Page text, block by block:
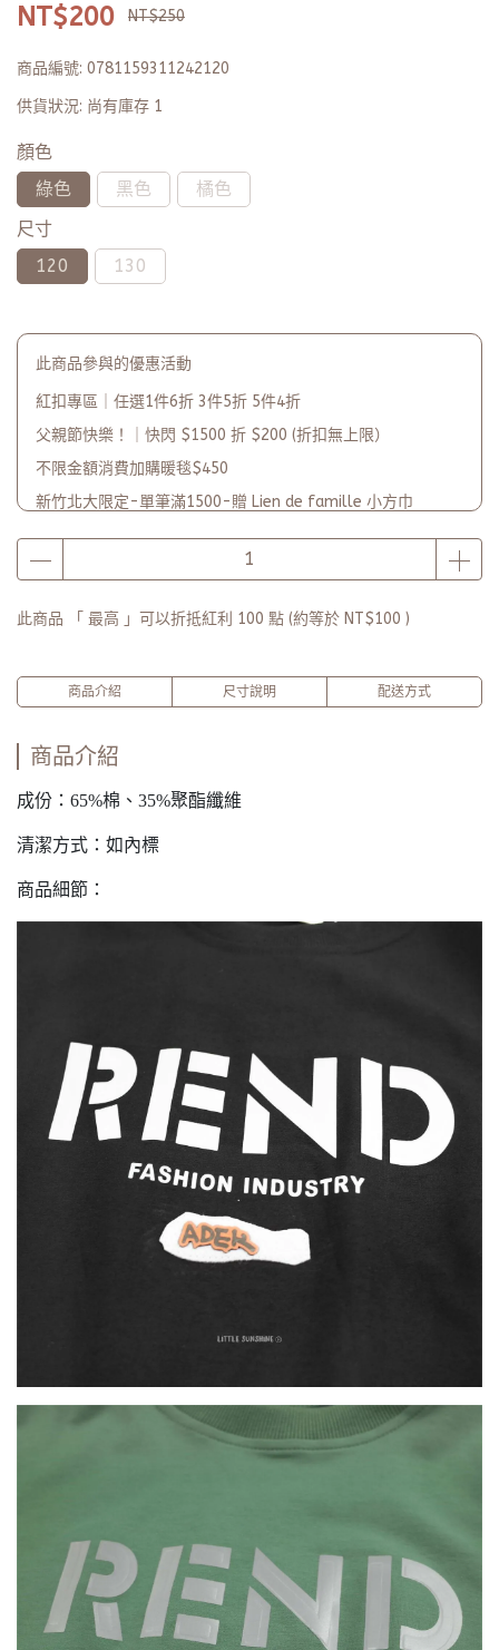
NT$200 NT$250
商品編號: 0781159311242120
供貨狀況: 尚有庫存 1
顏色
綠色
黑色
橘色
尺寸
120
130
此商品參與的優惠活動
紅扣專區｜任選1件6折 3件5折 5件4折
父親節快樂！｜快閃 $1500 折 $200 (折扣無上限）
不限金額消費加購暖毯$450
新竹北大限定-單筆滿1500-贈 Lien de famille 小方巾
單筆滿2500-贈 品牌收納環保袋-慶開幕
品牌2週年PARTY單筆滿$5000-贈【品牌多功能披肩暖毯】(數
此商品 「 最高 」可以折抵紅利 100 點 (約等於 NT$100 )
商品介紹 尺寸說明 配送方式
商品介紹
成份：65%棉、35%聚酯纖維
清潔方式：如內標
商品細節：